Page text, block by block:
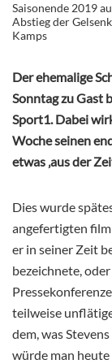
Saisonende 2019
Abstieg der
Kamps
Der ehemalige
Sonntag zu Gast
Sport1. Dabei
Woche seinen
etwas ‚aus der
Dies wurde
angefertigten
er in seiner Zeit
bezeichnete,
teilweise
dem, was
würde man